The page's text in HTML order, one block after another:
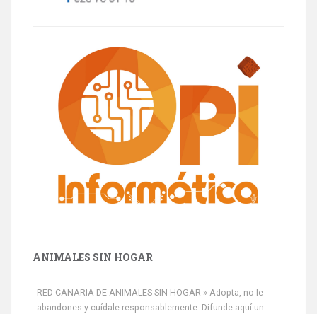
ANIMALES SIN HOGAR
RED CANARIA DE ANIMALES SIN HOGAR » Adopta, no le
abandones y cuídale responsablemente. Difunde aquí un